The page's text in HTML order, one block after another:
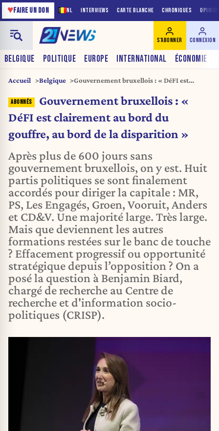
NL INTERVIEWS CARTE BLANCHE CHRONIQUES
♥FAIRE UN DON
BELGIQUE POLITIQUE EUROPE INTERNATIONAL ÉCONOMIE
S'ABONNER CONNEXION
Accueil Belgique
Gouvernement bruxellois : « DéFI est
disparition »
Gouvernement bruxellois : «
DéFI est clairement au bord du
gouffre, au bord de la disparition »
Après plus de 600 jours sans
gouvernement bruxellois, on y est. Huit
partis politiques se sont finalement
accordés pour diriger la capitale : MR,
PS, Les Engagés, Groen, Vooruit, Anders
et CD&V. Une majorité large. Très large.
Mais que deviennent les autres
formations restées sur le banc de touche
? Effacement progressif ou opportunité
stratégique depuis l’opposition ? On a
posé la question à Benjamin Biard,
chargé de recherche au Centre de
recherche et d'information socio-
politiques (CRISP).